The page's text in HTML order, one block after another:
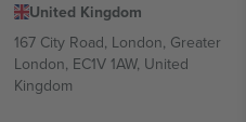
United Kingdom
167 City Road, London, Greater
London, EC1V 1AW, United
Kingdom